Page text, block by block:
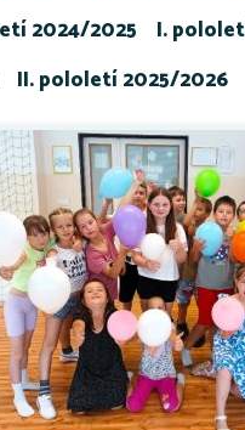
2024/2025
I.
II. pololetí 2025/2026